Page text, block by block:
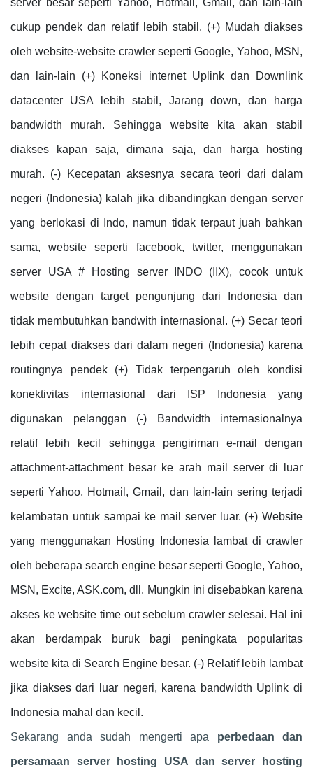
server besar seperti Yahoo, Hotmail, Gmail, dan lain-lain
cukup pendek dan relatif lebih stabil. (+) Mudah diakses
oleh website-website crawler seperti Google, Yahoo, MSN,
dan lain-lain (+) Koneksi internet Uplink dan Downlink
datacenter USA lebih stabil, Jarang down, dan harga
bandwidth murah. Sehingga website kita akan stabil
diakses kapan saja, dimana saja, dan harga hosting
murah. (-) Kecepatan aksesnya secara teori dari dalam
negeri (Indonesia) kalah jika dibandingkan dengan server
yang berlokasi di Indo, namun tidak terpaut juah bahkan
sama, website seperti facebook, twitter, menggunakan
server USA # Hosting server INDO (IIX), cocok untuk
website dengan target pengunjung dari Indonesia dan
tidak membutuhkan bandwith internasional. (+) Secar teori
lebih cepat diakses dari dalam negeri (Indonesia) karena
routingnya pendek (+) Tidak terpengaruh oleh kondisi
konektivitas internasional dari ISP Indonesia yang
digunakan pelanggan (-) Bandwidth internasionalnya
relatif lebih kecil sehingga pengiriman e-mail dengan
attachment-attachment besar ke arah mail server di luar
seperti Yahoo, Hotmail, Gmail, dan lain-lain sering terjadi
kelambatan untuk sampai ke mail server luar. (+) Website
yang menggunakan Hosting Indonesia lambat di crawler
oleh beberapa search engine besar seperti Google, Yahoo,
MSN, Excite, ASK.com, dll. Mungkin ini disebabkan karena
akses ke website time out sebelum crawler selesai. Hal ini
akan berdampak buruk bagi peningkata popularitas
website kita di Search Engine besar. (-) Relatif lebih lambat
jika diakses dari luar negeri, karena bandwidth Uplink di
Indonesia mahal dan kecil.
Sekarang anda sudah mengerti apa perbedaan dan
persamaan server hosting USA dan server hosting